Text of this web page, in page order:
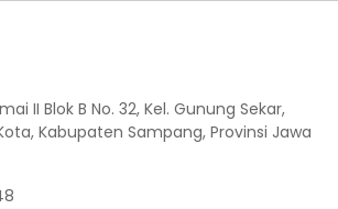
II Blok B No. 32, Kel. Gunung Sekar,
Kabupaten Sampang, Provinsi Jawa